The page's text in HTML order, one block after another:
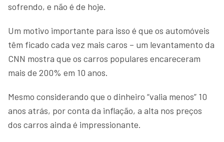
sofrendo, e não é de hoje.
Um motivo importante para isso é que os automóveis
têm ficado cada vez mais caros – um levantamento da
CNN mostra que os carros populares encareceram
mais de 200% em 10 anos.
Mesmo considerando que o dinheiro “valia menos” 10
anos atrás, por conta da inflação, a alta nos preços
dos carros ainda é impressionante.